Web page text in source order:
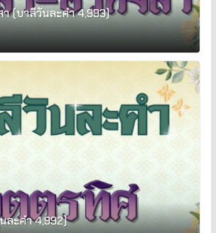
(บาลีวันละคำ 4,993)
ละคำ 4,992)